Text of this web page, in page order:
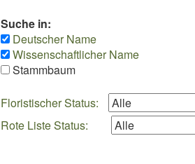
Suche in:
Deutscher Name
Wissenschaftlicher Name
Stammbaum
Floristischer Status:
Rote Liste Status: